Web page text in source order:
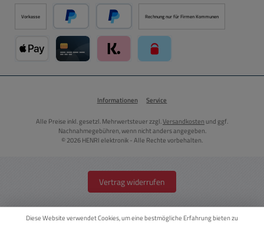
Vorkasse
PayPal Später Bezahlen über PayPal
Rechnung nur für Firmen Kommunen
Informationen Service
Alle Preise inkl. gesetzl. Mehrwertsteuer zzgl.Versandkosten und ggf.
Nachnahmegebühren, wenn nicht anders angegeben.
© 2026 HENRI elektronik - Alle Rechte vorbehalten.
Vertrag widerrufen
Diese Website verwendet Cookies, um eine bestmögliche Erfahrung bieten zu